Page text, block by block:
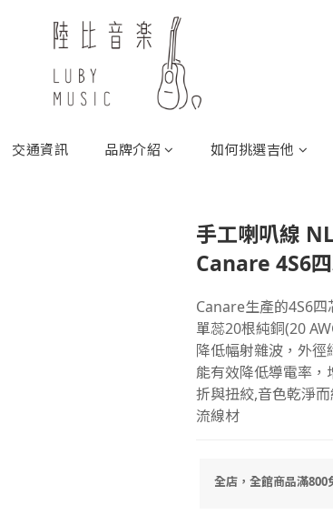
交通資訊 品牌介紹 如何挑選吉他
手工喇叭線
Canare 4S6
Canare生產的4S6
單蕊20根純銅(20
降低幅射雜波，外徑
能有效降低導電率
折與扭絞,音色乾淨
流線材
全店，全館商品滿800